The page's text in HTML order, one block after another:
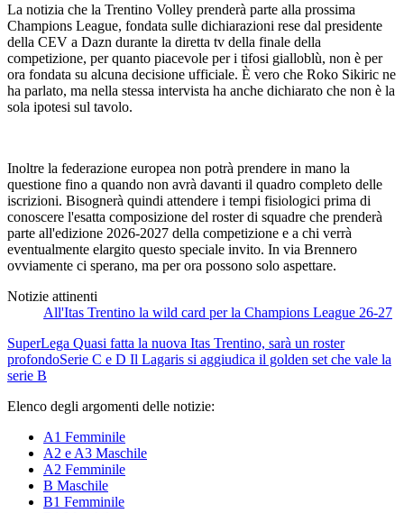
La notizia che la Trentino Volley prenderà parte alla prossima
Champions League, fondata sulle dichiarazioni rese dal presidente
della CEV a Dazn durante la diretta tv della finale della
competizione, per quanto piacevole per i tifosi gialloblù, non è per
ora fondata su alcuna decisione ufficiale. È vero che Roko Sikiric ne
ha parlato, ma nella stessa intervista ha anche dichiarato che non è la
sola ipotesi sul tavolo.
Inoltre la federazione europea non potrà prendere in mano la
questione fino a quando non avrà davanti il quadro completo delle
iscrizioni. Bisognerà quindi attendere i tempi fisiologici prima di
conoscere l'esatta composizione del roster di squadre che prenderà
parte all'edizione 2026-2027 della competizione e a chi verrà
eventualmente elargito questo speciale invito. In via Brennero
ovviamente ci sperano, ma per ora possono solo aspettare.
Notizie attinenti
All'Itas Trentino la wild card per la Champions League 26-27
SuperLega Quasi fatta la nuova Itas Trentino, sarà un roster
profondoSerie C e D Il Lagaris si aggiudica il golden set che vale la
serie B
Elenco degli argomenti delle notizie:
A1 Femminile
A2 e A3 Maschile
A2 Femminile
B Maschile
B1 Femminile